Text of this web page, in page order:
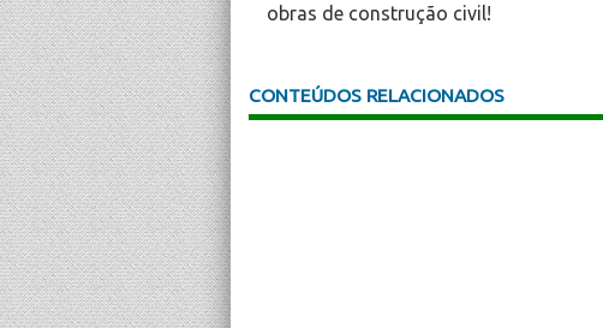
obras de construção civil!
CONTEÚDOS RELACIONADOS